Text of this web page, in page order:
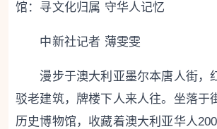
馆：寻文化归属 守华人记忆
中新社记者 薄雯雯
漫步于澳大利亚墨尔本唐人街，
驳老建筑，牌楼下人来人往。坐落于
历史博物馆，收藏着澳大利亚华人